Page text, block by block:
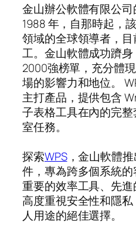
金山辦公軟體有限公
1988 年，自那時起，
領域的全球領導者，
工。金山軟體成功躋
2000強榜單，充分體
場的影響力和地位。
主打產品，提供包含
子表格工具在內的完
室任務。
探索WPS，金山軟體
件，專為跨多個系統
重要的效率工具、先
高度重視安全性和隱
人用途的絕佳選擇。